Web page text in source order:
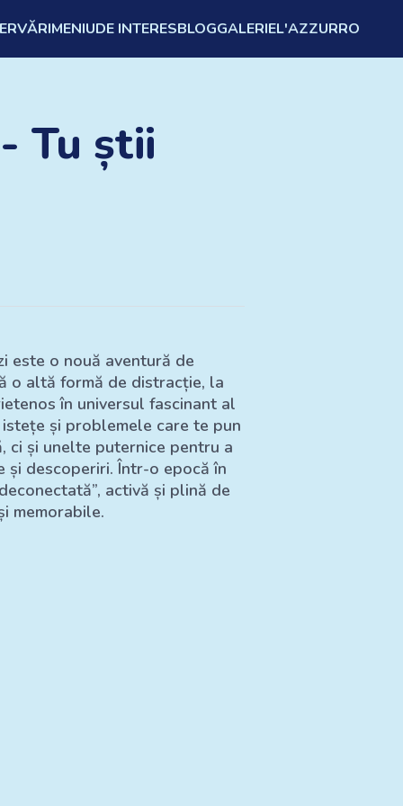
MENIUDE INTERESBLOGGALERIEL'AZZURRO
Tu știi
este o nouă aventură de
o altă formă de distracție, la
în universul fascinant al
și problemele care te pun
ci și unelte puternice pentru a
și descoperiri. Într-o epocă în
activă și plină de
memorabile.